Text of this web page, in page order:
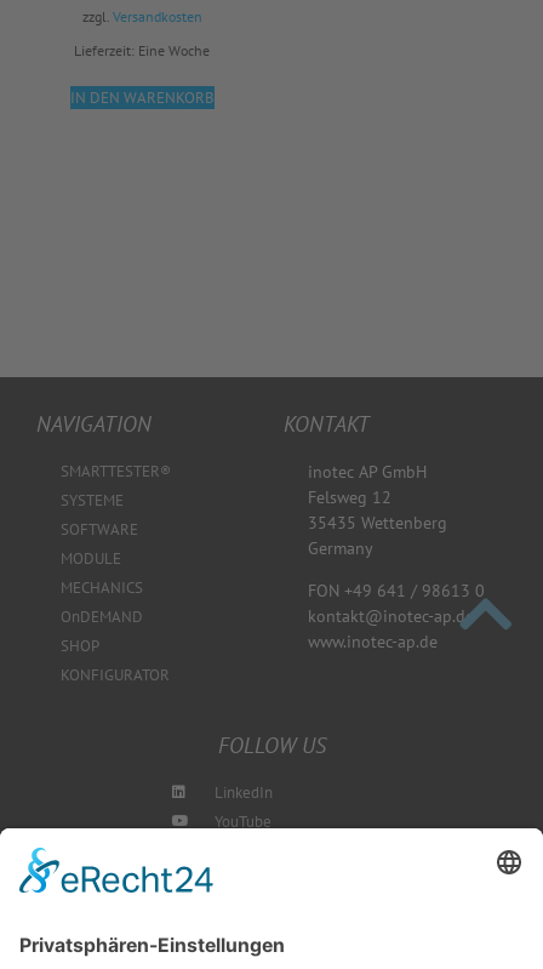
zzgl. Versandkosten
Lieferzeit: Eine Woche
IN DEN WARENKORB
NAVIGATION
SMARTTESTER®
SYSTEME
SOFTWARE
MODULE
MECHANICS
OnDEMAND
SHOP
KONFIGURATOR
KONTAKT
inotec AP GmbH
Felsweg 12
35435 Wettenberg
Germany
FON +49 641 / 98613 0
kontakt@inotec-ap.de
www.inotec-ap.de
FOLLOW US
LinkedIn
YouTube